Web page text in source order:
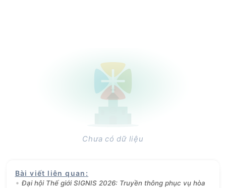
Chưa có dữ liệu
Bài viết liên quan :
Đại hội Thế giới SIGNIS 2026: Truyền thông phục vụ hòa